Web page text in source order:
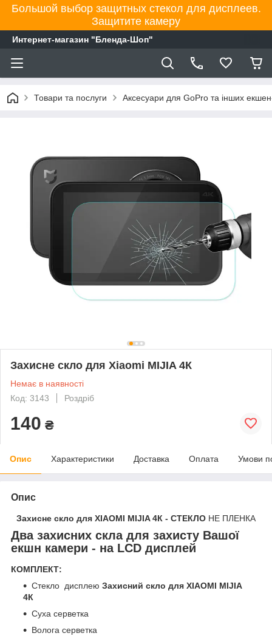
Большой выбор защитных стекол для дисплеев.
Защитите камеру
Интернет-магазин "Бленда-Шоп"
Товари та послуги Аксесуари для GoPro та інших
Захисне скло для Xiaomi MIJIA 4К
Немає в наявності
Код: 3143
Роздріб
140 ₴
Опис Характеристики Доставка Оплата Умови
Опис
Захисне скло для XIAOMI MIJIA 4К - СТЕКЛО НЕ ПЛЕНКА
Два захисних скла для захисту Вашої
екшн камери - на LCD дисплей
КОМПЛЕКТ:
Стекло дисплею Захисний скло для XIAOMI MIJIA
4К
Суха серветка
Волога серветка